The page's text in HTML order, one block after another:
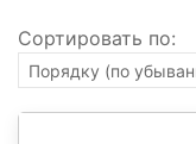
Сортировать по: